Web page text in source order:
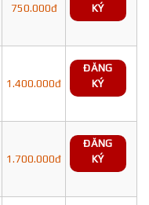
750.000đ
KÝ
1.400.000đ
ĐĂNG
KÝ
1.700.000đ
ĐĂNG
KÝ